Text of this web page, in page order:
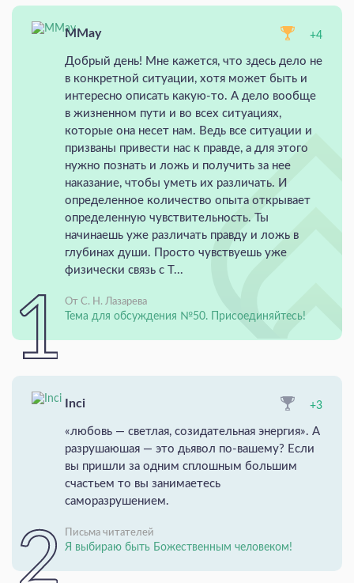
MMay +4
Добрый день! Мне кажется, что здесь дело не
в конкретной ситуации, хотя может быть и
интересно описать какую-то. А дело вообще
в жизненном пути и во всех ситуациях,
которые она несет нам. Ведь все ситуации и
призваны привести нас к правде, а для этого
нужно познать и ложь и получить за нее
наказание, чтобы уметь их различать. И
определенное количество опыта открывает
определенную чувствительность. Ты
начинаешь уже различать правду и ложь в
глубинах души. Просто чувствуешь уже
физически связь с Т...
От С. Н. Лазарева
Тема для обсуждения №50. Присоединяйтесь!
Inci +3
«любовь — светлая, созидательная энергия». А
разрушаюшая — это дьявол по-вашему? Если
вы пришли за одним сплошным большим
счастьем то вы занимаетесь
саморазрушением.
Письма читателей
Я выбираю быть Божественным человеком!